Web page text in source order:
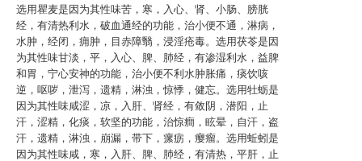
选用瞿麦是因为其性味苦，寒，入心、肾、小肠、膀胱
经，有清热利水，破血通经的功能，治小便不通，淋病，
水肿，经闭，痈肿，目赤障翳，浸淫疮毒。选用茯苓是因
为其性味甘淡，平，入心、脾、肺经，有渗湿利水，益脾
和胃，宁心安神的功能，治小便不利水肿胀痛，痰饮咳
逆，呕哕，泄泻，遗精，淋浊，惊悸，健忘。选用牡蛎是
因为其性味咸涩，凉，入肝、肾经，有敛阴，潜阳，止
汗，涩精，化痰，软坚的功能，治惊癎，眩晕，自汗，盗
汗，遗精，淋浊，崩漏，带下，瘰疬，瘿瘤。选用蚯蚓是
因为其性味咸，寒，入肝、脾、肺经，有清热，平肝，止